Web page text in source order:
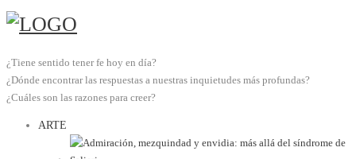
¿Tiene sentido tener fe hoy en día?
¿Dónde encontrar las respuestas a nuestras inquietudes más profundas?
¿Cuáles son las razones para creer?
ARTE